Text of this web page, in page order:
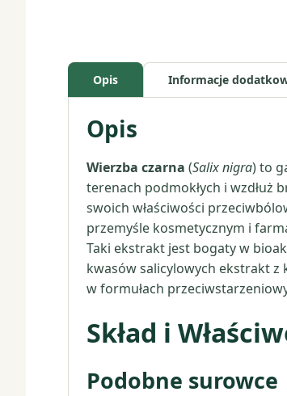
Opis Informacje
Opis
Wierzba czarna (Salix nigra) to
terenach podmokłych i wzdłuż
swoich właściwości
przemyśle kosmetycznym i
Taki ekstrakt jest bogaty w
kwasów salicylowych ekstrakt z
w formułach
Skład i
Podobne surowce